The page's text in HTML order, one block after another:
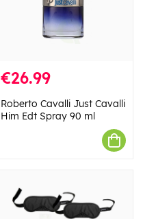
€26.99
Roberto Cavalli Just Cavalli
Him Edt Spray 90 ml